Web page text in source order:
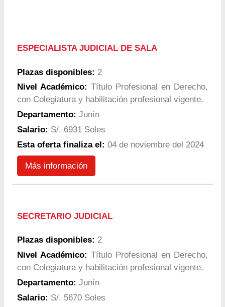
ESPECIALISTA JUDICIAL DE SALA
Plazas disponibles: 2
Nivel Académico: Título Profesional en Derecho,
con Colegiatura y habilitación profesional vigente.
Departamento: Junín
Salario: S/. 6931 Soles
Esta oferta finaliza el: 04 de noviembre del 2024
Más información
SECRETARIO JUDICIAL
Plazas disponibles: 2
Nivel Académico: Título Profesional en Derecho,
con Colegiatura y habilitación profesional vigente.
Departamento: Junín
Salario: S/. 5670 Soles